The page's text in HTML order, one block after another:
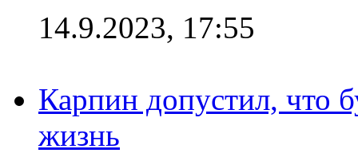
14.9.2023, 17:55
Карпин допустил, что
жизнь